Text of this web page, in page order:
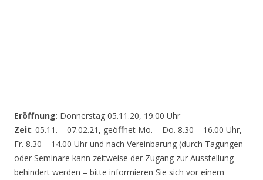
Eröffnung: Donnerstag 05.11.20, 19.00 Uhr
Zeit: 05.11. – 07.02.21, geöffnet Mo. – Do. 8.30 – 16.00 Uhr,
Fr. 8.30 – 14.00 Uhr und nach Vereinbarung (durch Tagungen
oder Seminare kann zeitweise der Zugang zur Ausstellung
behindert werden – bitte informieren Sie sich vor einem